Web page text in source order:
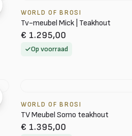
WORLD OF BROSI
Tv-meubel Mick | Teakhout
€ 1.295,00
Op voorraad
WORLD OF BROSI
TV Meubel Somo teakhout
€ 1.395,00